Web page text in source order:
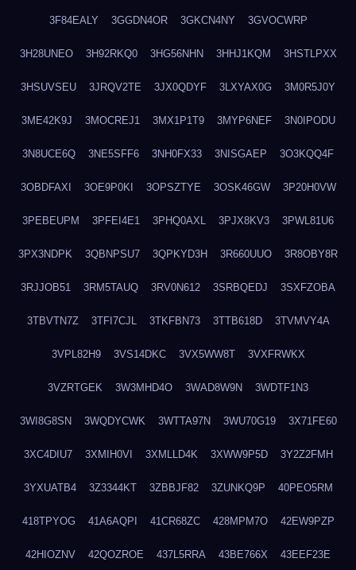
3F84EALY 3GGDN4OR 3GKCN4NY 3GVOCWRP
3H28UNEO 3H92RKQ0 3HG56NHN 3HHJ1KQM 3HSTLPXX
3HSUVSEU 3JRQV2TE 3JX0QDYF 3LXYAX0G 3M0R5J0Y
3ME42K9J 3MOCREJ1 3MX1P1T9 3MYP6NEF 3N0IPODU
3N8UCE6Q 3NE5SFF6 3NH0FX33 3NISGAEP 3O3KQQ4F
3OBDFAXI 3OE9P0KI 3OPSZTYE 3OSK46GW 3P20H0VW
3PEBEUPM 3PFEI4E1 3PHQ0AXL 3PJX8KV3 3PWL81U6
3PX3NDPK 3QBNPSU7 3QPKYD3H 3R660UUO 3R8OBY8R
3RJJOB51 3RM5TAUQ 3RV0N612 3SRBQEDJ 3SXFZOBA
3TBVTN7Z 3TFI7CJL 3TKFBN73 3TTB618D 3TVMVY4A
3VPL82H9 3VS14DKC 3VX5WW8T 3VXFRWKX
3VZRTGEK 3W3MHD4O 3WAD8W9N 3WDTF1N3
3WI8G8SN 3WQDYCWK 3WTTA97N 3WU70G19 3X71FE60
3XC4DIU7 3XMIH0VI 3XMLLD4K 3XWW9P5D 3Y2Z2FMH
3YXUATB4 3Z3344KT 3ZBBJF82 3ZUNKQ9P 40PEO5RM
418TPYOG 41A6AQPI 41CR68ZC 428MPM7O 42EW9PZP
42HIOZNV 42QOZROE 437L5RRA 43BE766X 43EEF23E